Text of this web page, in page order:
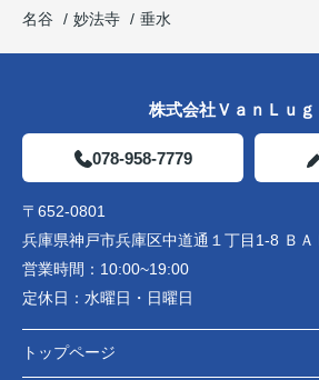
名谷
妙法寺 垂水
株式会社ＶａｎＬｕｇ
078-958-7779
〒652-0801
兵庫県神戸市兵庫区中道通１丁目1-8 Ｂ
営業時間： 10:00~19:00
定休日： 水曜日・日曜日
トップページ